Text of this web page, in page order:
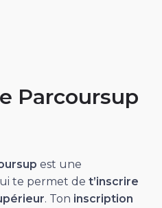
Parcoursup
est une
te permet de t’inscrire
. Ton inscription